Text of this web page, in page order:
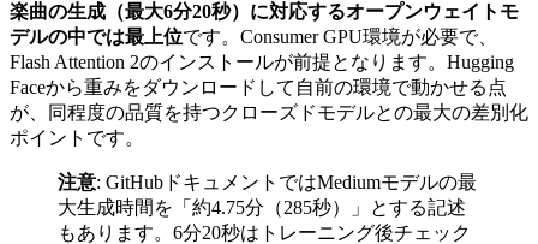
楽曲の生成（最大6分20秒）に対応するオープンウェイトモ
デルの中では最上位です。Consumer GPU環境が必要で、
Flash Attention 2のインストールが前提となります。Hugging
Faceから重みをダウンロードして自前の環境で動かせる点
が、同程度の品質を持つクローズドモデルとの最大の差別化
ポイントです。
注意: GitHubドキュメントではMediumモデルの最
大生成時間を「約4.75分（285秒）」とする記述
もあります。6分20秒はトレーニング後チェック